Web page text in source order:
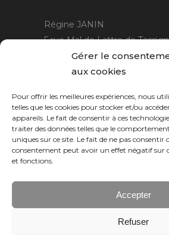
Gérer le
aux cookies
Pour offrir les meilleures expériences, nous
telles que les cookies pour stocker et/ou
appareils. Le fait de consentir à ces
traiter des données telles que le
uniques sur ce site. Le fait de ne pas consentir
consentement peut avoir un effet négatif sur
et fonctions.
Accepter
Refuser
Régine JANIN
5 rue Mal de Lattre de
21220 Gevrey Chambertin
06 15 15 80 29
Horaires :sur rendez-vous.